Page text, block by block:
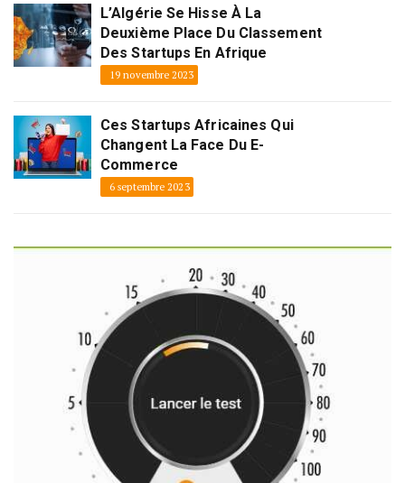
L’Algérie Se Hisse À La
Deuxième Place Du Classement
Des Startups En Afrique
19 novembre 2023
Ces Startups Africaines Qui
Changent La Face Du E-
Commerce
6 septembre 2023